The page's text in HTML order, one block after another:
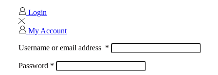
Login
My Account
Username or email address *
Password *